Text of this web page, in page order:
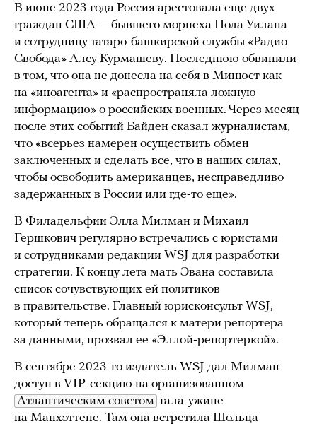
В июне 2023 года Россия арестовала еще двух
граждан США — бывшего морпеха Пола Уилана
и сотрудницу татаро-башкирской службы «Радио
Свобода» Алсу Курмашеву. Последнюю обвинили
в том, что она не донесла на себя в Минюст как
на «иноагента» и «распространяла ложную
информацию» о российских военных. Через месяц
после этих событий Байден сказал журналистам,
что «всерьез намерен осуществить обмен
заключенных и сделать все, что в наших силах,
чтобы освободить американцев, несправедливо
задержанных в России или где-то еще».
В Филадельфии Элла Милман и Михаил
Гершкович регулярно встречались с юристами
и сотрудниками редакции WSJ для разработки
стратегии. К концу лета мать Эвана составила
список сочувствующих ей политиков
в правительстве. Главный юрисконсульт WSJ,
который теперь обращался к матери репортера
за данными, прозвал ее «Эллой-репортеркой».
В сентябре 2023-го издатель WSJ дал Милман
доступ в VIP-секцию на организованном
Атлантическим советом гала-ужине
на Манхэттене. Там она встретила Шольца